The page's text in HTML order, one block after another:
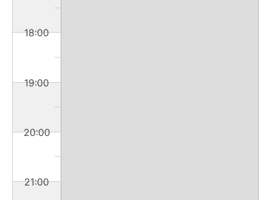
18:00
19:00
20:00
21:00